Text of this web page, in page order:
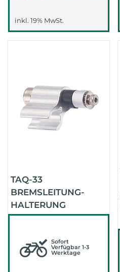
inkl. 19% MwSt.
TAQ-33
BREMSLEITUNG-
HALTERUNG
GRIPPER 3 SB-
Sofort
Verfügbar 1-3
Werktage